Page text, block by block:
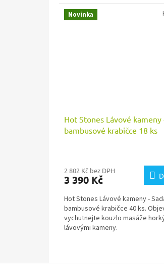
Novinka
Hot Stones Lávové kameny
bambusové krabičce 18 ks
2 802 Kč bez DPH
3 390 Kč
Hot Stones Lávové kameny -
bambusové krabičce 40 ks.
vychutnejte kouzlo masáže
lávovými kameny.